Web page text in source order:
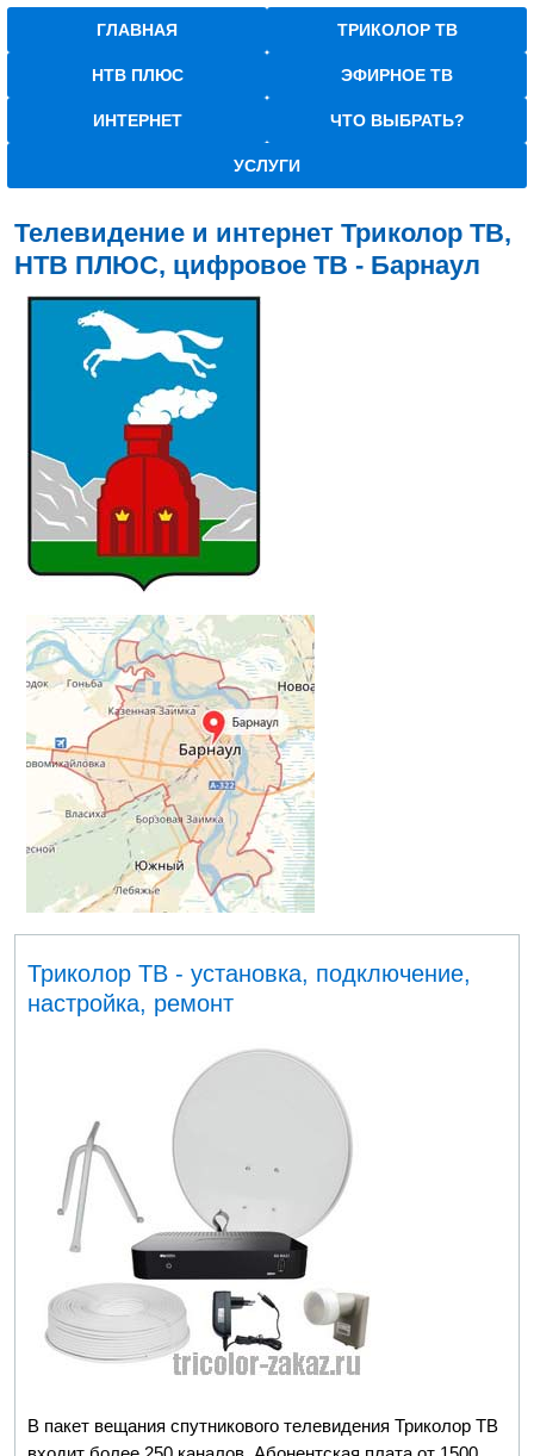
ГЛАВНАЯ ТРИКОЛОР ТВ
НТВ ПЛЮС ЭФИРНОЕ ТВ
ИНТЕРНЕТ ЧТО ВЫБРАТЬ?
УСЛУГИ
Телевидение и интернет Триколор ТВ,
НТВ ПЛЮС, цифровое ТВ - Барнаул
Триколор ТВ - установка, подключение,
настройка, ремонт
В пакет вещания спутникового телевидения Триколор ТВ